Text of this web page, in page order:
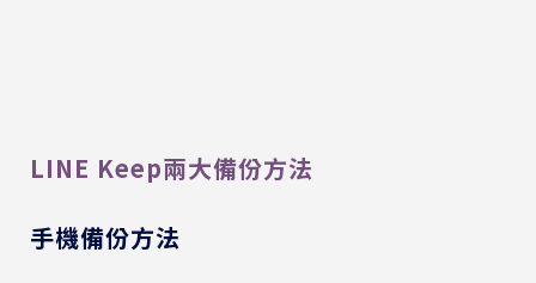
LINE Keep兩大備份方法
手機備份方法